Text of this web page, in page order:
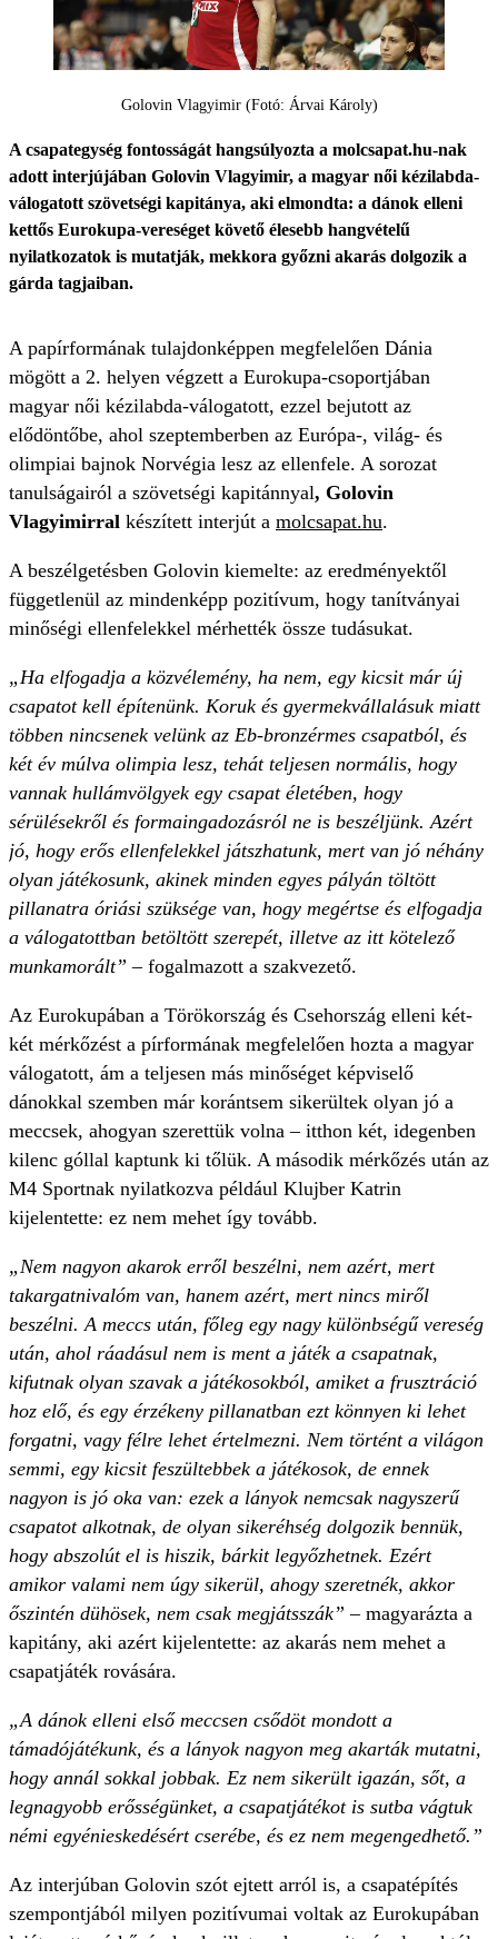
Golovin Vlagyimir (Fotó: Árvai Károly)
A csapategység fontosságát hangsúlyozta a molcsapat.hu-nak
adott interjújában Golovin Vlagyimir, a magyar női kézilabda-
válogatott szövetségi kapitánya, aki elmondta: a dánok elleni
kettős Eurokupa-vereséget követő élesebb hangvételű
nyilatkozatok is mutatják, mekkora győzni akarás dolgozik a
gárda tagjaiban.
A papírformának tulajdonképpen megfelelően Dánia
mögött a 2. helyen végzett a Eurokupa-csoportjában
magyar női kézilabda-válogatott, ezzel bejutott az
elődöntőbe, ahol szeptemberben az Európa-, világ- és
olimpiai bajnok Norvégia lesz az ellenfele. A sorozat
tanulságairól a szövetségi kapitánnyal, Golovin
Vlagyimirral készített interjút a molcsapat.hu.
A beszélgetésben Golovin kiemelte: az eredményektől
függetlenül az mindenképp pozitívum, hogy tanítványai
minőségi ellenfelekkel mérhették össze tudásukat.
„Ha elfogadja a közvélemény, ha nem, egy kicsit már új
csapatot kell építenünk. Koruk és gyermekvállalásuk miatt
többen nincsenek velünk az Eb-bronzérmes csapatból, és
két év múlva olimpia lesz, tehát teljesen normális, hogy
vannak hullámvölgyek egy csapat életében, hogy
sérülésekről és formaingadozásról ne is beszéljünk. Azért
jó, hogy erős ellenfelekkel játszhatunk, mert van jó néhány
olyan játékosunk, akinek minden egyes pályán töltött
pillanatra óriási szüksége van, hogy megértse és elfogadja
a válogatottban betöltött szerepét, illetve az itt kötelező
munkamorált” – fogalmazott a szakvezető.
Az Eurokupában a Törökország és Csehország elleni két-
két mérkőzést a pírformának megfelelően hozta a magyar
válogatott, ám a teljesen más minőséget képviselő
dánokkal szemben már korántsem sikerültek olyan jó a
meccsek, ahogyan szerettük volna – itthon két, idegenben
kilenc góllal kaptunk ki tőlük. A második mérkőzés után az
M4 Sportnak nyilatkozva például Klujber Katrin
kijelentette: ez nem mehet így tovább.
„Nem nagyon akarok erről beszélni, nem azért, mert
takargatnivalóm van, hanem azért, mert nincs miről
beszélni. A meccs után, főleg egy nagy különbségű vereség
után, ahol ráadásul nem is ment a játék a csapatnak,
kifutnak olyan szavak a játékosokból, amiket a frusztráció
hoz elő, és egy érzékeny pillanatban ezt könnyen ki lehet
forgatni, vagy félre lehet értelmezni. Nem történt a világon
semmi, egy kicsit feszültebbek a játékosok, de ennek
nagyon is jó oka van: ezek a lányok nemcsak nagyszerű
csapatot alkotnak, de olyan sikeréhség dolgozik bennük,
hogy abszolút el is hiszik, bárkit legyőzhetnek. Ezért
amikor valami nem úgy sikerül, ahogy szeretnék, akkor
őszintén dühösek, nem csak megjátsszák” – magyarázta a
kapitány, aki azért kijelentette: az akarás nem mehet a
csapatjáték rovására.
„A dánok elleni első meccsen csődöt mondott a
támadójátékunk, és a lányok nagyon meg akarták mutatni,
hogy annál sokkal jobbak. Ez nem sikerült igazán, sőt, a
legnagyobb erősségünket, a csapatjátékot is sutba vágtuk
némi egyénieskedésért cserébe, és ez nem megengedhető.”
Az interjúban Golovin szót ejtett arról is, a csapatépítés
szempontjából milyen pozitívumai voltak az Eurokupában